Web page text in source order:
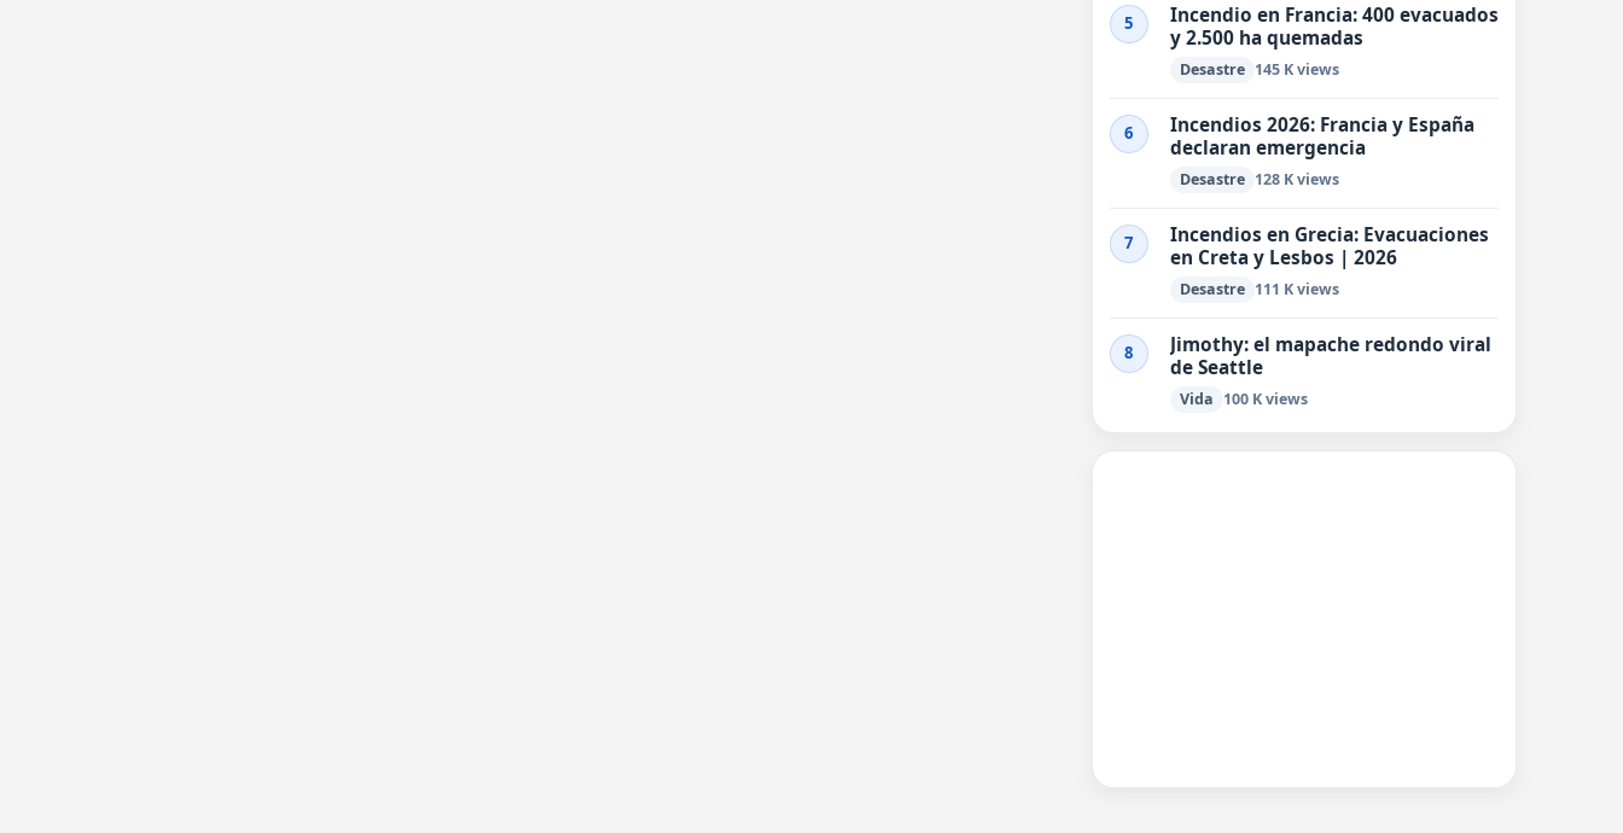
5
Incendio en Francia: 400 evacuados
y 2.500 ha quemadas
Desastre 145 K views
6
Incendios 2026: Francia y España
declaran emergencia
Desastre 128 K views
7
Incendios en Grecia: Evacuaciones
en Creta y Lesbos | 2026
Desastre 111 K views
8
Jimothy: el mapache redondo viral
de Seattle
Vida 100 K views